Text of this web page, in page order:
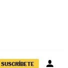
SUSCRÍBETE